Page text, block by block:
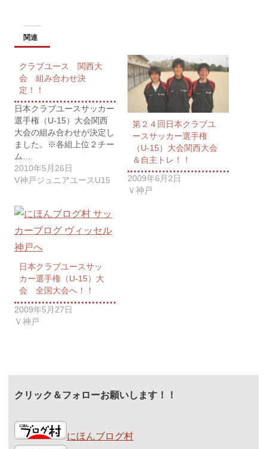
関連
クラブユース 関西大
会 組み合わせ決
定！！
日本クラブユースサッカー
選手権（U-15）大会関西
大会の組み合わせが決定し
ました。※各組上位２チー
ム…
2010年5月26日
V神戸ジュニアユースU15
第２４回日本クラブユ
ースサッカー選手権
（U-15）大会関西大会
＆自主トレ！！
2009年6月2日
Ｖ神戸
日本クラブユースサッ
カー選手権（U-15）大
会 全国大会へ！！
2009年5月27日
Ｖ神戸
クリック＆フォローお願いします！！
にほんブログ村